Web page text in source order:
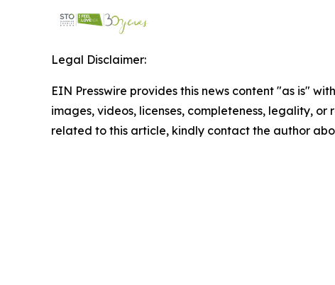
Legal Disclaimer:
EIN Presswire provides this news content "as is"
images, videos, licenses, completeness, legality,
related to this article, kindly contact the author